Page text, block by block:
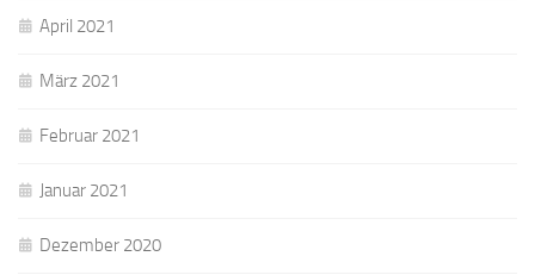
April 2021
März 2021
Februar 2021
Januar 2021
Dezember 2020